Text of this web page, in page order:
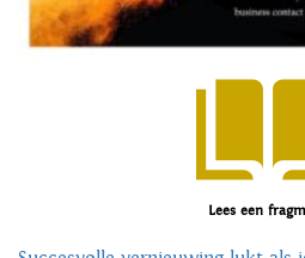
Lees een